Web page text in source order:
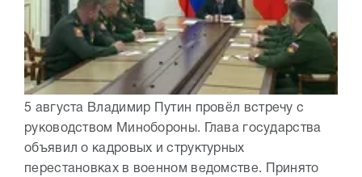
5 августа Владимир Путин провёл встречу с
руководством Минобороны. Глава государства
объявил о кадровых и структурных
перестановках в военном ведомстве. Принято